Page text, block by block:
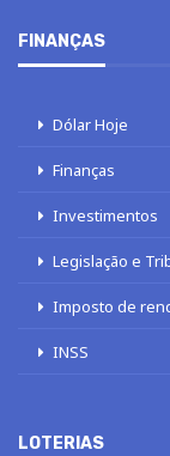
FINANÇAS
Dólar Hoje
Finanças
Investimentos
Legislação e
Imposto de
INSS
LOTERIAS